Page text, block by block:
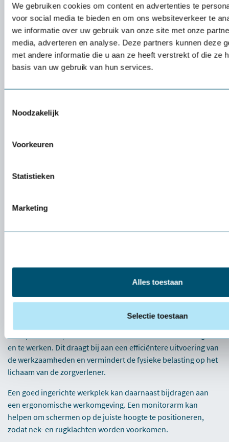
We gebruiken cookies om content en advertenties te
voor social media te bieden en om ons websiteverkeer te
we informatie over uw gebruik van onze site met onze
media, adverteren en analyse. Deze partners kunnen deze
met andere informatie die u aan ze heeft verstrekt of die ze
basis van uw gebruik van hun services.
Noodzakelijk
Voorkeuren
Statistieken
Marketing
Alles toestaan
Selectie toestaan
Deze dagelijkse fysieke belasting kan leiden tot ernstige
klachten bij zorgverleners. Hoe kunnen zij deze uitdagingen
overwinnen en hun lichamelijke belasting verminderen?
Tilliften: verlichting bij het tillen van
cliënten
Het tillen van cliënten kan een aanzienlijke belasting vormen
belasting te verminderen, zijn tilliften een waardevol
tilliften aan die de fysieke belasting kunnen verlichten. Van
tillift voor elke zorgsituatie. Daarnaast kan een
administratieve taken uitvoeren
Deze innovatieve hulpmiddelen verminderen niet alleen de
fysieke inspanning van de zorgverlener tijdens het tillen, maar
bieden ook extra voordelen. Het gebruik van een plafondlift
en te werken. Dit draagt bij aan een efficiëntere uitvoering van
de werkzaamheden en vermindert de fysieke belasting op het
lichaam van de zorgverlener.
Een goed ingerichte werkplek kan daarnaast bijdragen aan
een ergonomische werkomgeving. Een monitorarm kan
helpen om schermen op de juiste hoogte te positioneren,
zodat nek- en rugklachten worden voorkomen.